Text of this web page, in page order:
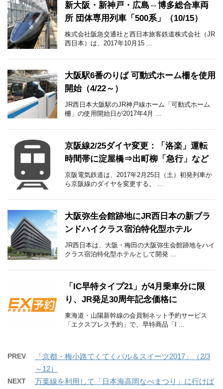
新大阪・新神戸・広島⇔博多総合車両
所 団体専用列車「500系」（10/15）
株式会社阪急交通社と西日本旅客鉄道株式会社（JR
西日本）は、2017年10月15 ...
大阪駅6番のりば 可動式ホーム柵を使用
開始（4/22～）
JR西日本大阪駅のJR神戸線ホーム「可動式ホーム
柵」の使用開始日が2017年4月 ...
京阪線2/25ダイヤ変更：「洛楽」運転
時間帯に淀屋橋⇒出町柳「急行」など
京阪電気鉄道は、2017年2月25日（土）初発列車か
ら京阪線のダイヤを変更する。 ...
大阪弥生会館跡地にJR西日本の新ブラ
ンドハイクラス宿泊特化型ホテル
JR西日本は、大阪・梅田の大阪弥生会館跡地をハイ
クラス宿泊特化型ホテルとして開発 ...
「IC早特タイプ21」が4月乗車分に限
り、JR発足30周年記念価格に
東海道・山陽新幹線の会員制ネット予約サービス
「エクスプレス予約」で、早特商品「I ...
PREV
「京都・梅小路てくてくバル＆スイーツ2017」（2/3
～12）
NEXT
万葉線を利用して「日本海高岡なべまつり」に行けば